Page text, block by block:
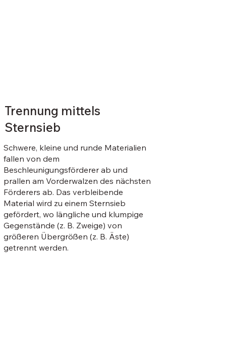
Trennung mittels
Sternsieb
Schwere, kleine und runde Materialien
fallen von dem
Beschleunigungsförderer ab und
prallen am Vorderwalzen des nächsten
Förderers ab. Das verbleibende
Material wird zu einem Sternsieb
gefördert, wo längliche und klumpige
Gegenstände (z. B. Zweige) von
größeren Übergrößen (z. B. Äste)
getrennt werden.